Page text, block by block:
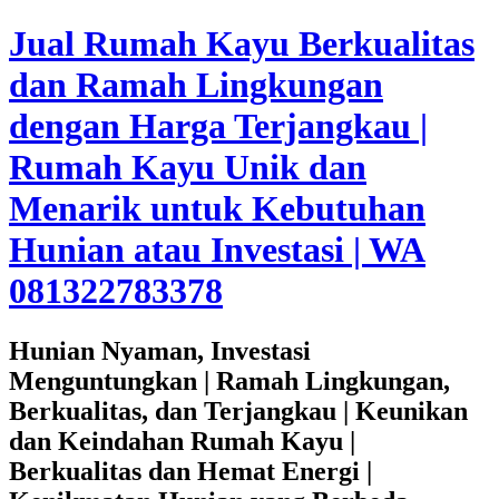
Jual Rumah Kayu Berkualitas
dan Ramah Lingkungan
dengan Harga Terjangkau |
Rumah Kayu Unik dan
Menarik untuk Kebutuhan
Hunian atau Investasi | WA
081322783378
Hunian Nyaman, Investasi
Menguntungkan | Ramah Lingkungan,
Berkualitas, dan Terjangkau | Keunikan
dan Keindahan Rumah Kayu |
Berkualitas dan Hemat Energi |